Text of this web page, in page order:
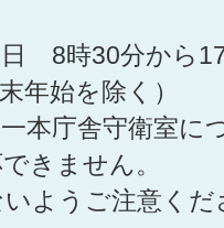
日 8時30分から
年始を除く）
本庁舎守衛室に
きません。
ようご注意くだ